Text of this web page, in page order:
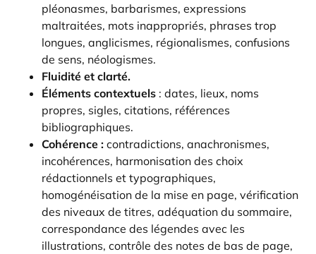
pléonasmes, barbarismes, expressions
maltraitées, mots inappropriés, phrases trop
longues, anglicismes, régionalismes, confusions
de sens, néologismes.
Fluidité et clarté.
Éléments contextuels: dates, lieux, noms
propres, sigles, citations, références
bibliographiques.
Cohérence :contradictions, anachronismes,
incohérences, harmonisation des choix
rédactionnels et typographiques,
homogénéisation de la mise en page, vérification
des niveaux de titres, adéquation du sommaire,
correspondance des légendes avec les
illustrations, contrôle des notes de bas de page,